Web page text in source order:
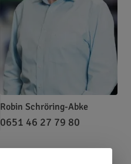
Robin Schröring-Abke
0651 46 27 79 80